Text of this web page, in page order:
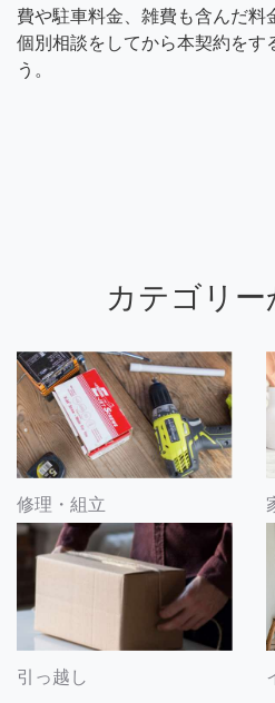
費や駐車料金、雑費も含んだ料
個別相談をしてから本契約をす
う。
カテゴリー
修理・組立
引っ越し